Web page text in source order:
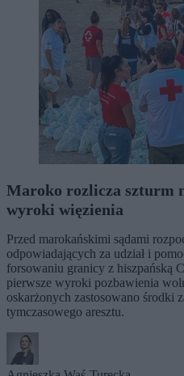
Maroko rozlicza szturm
wyroki więzienia
Przed marokańskimi sądami
odpowiadających za udział i
forsowaniu granicy z hiszpańską
pierwsze wyroki pozbawienia
oskarżonych zastosowano środki
tymczasowego aresztu.